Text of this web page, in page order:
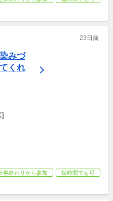
23日前
みづ
くれ
]
事終わりから参加
短時間でも可